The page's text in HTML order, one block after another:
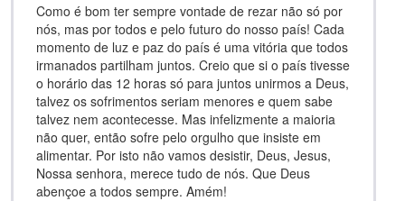
Como é bom ter sempre vontade de rezar não só por
nós, mas por todos e pelo futuro do nosso país! Cada
momento de luz e paz do país é uma vitória que todos
irmanados partilham juntos. Creio que si o país tivesse
o horário das 12 horas só para juntos unirmos a Deus,
talvez os sofrimentos seriam menores e quem sabe
talvez nem acontecesse. Mas infelizmente a maioria
não quer, então sofre pelo orgulho que insiste em
alimentar. Por isto não vamos desistir, Deus, Jesus,
Nossa senhora, merece tudo de nós. Que Deus
abençoe a todos sempre. Amém!